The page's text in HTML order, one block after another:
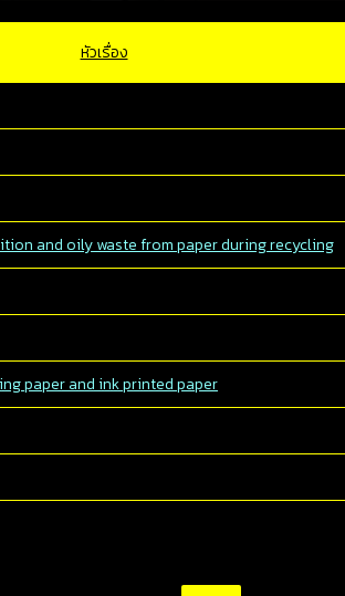
หัวเรื่อง
and oily waste from paper during recycling
paper and ink printed paper